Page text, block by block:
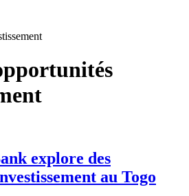
explore des
au Togo